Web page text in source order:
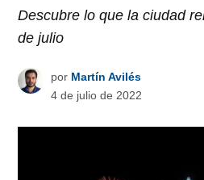
Descubre lo que la ciudad
de julio
por Martín Avilés
4 de julio de 2022